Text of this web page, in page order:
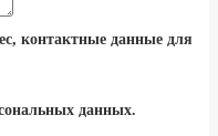
контактные данные для
данных.